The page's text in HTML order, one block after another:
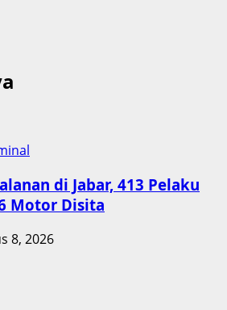
di Jabar, 413 Pelaku
Motor Disita
8, 2026